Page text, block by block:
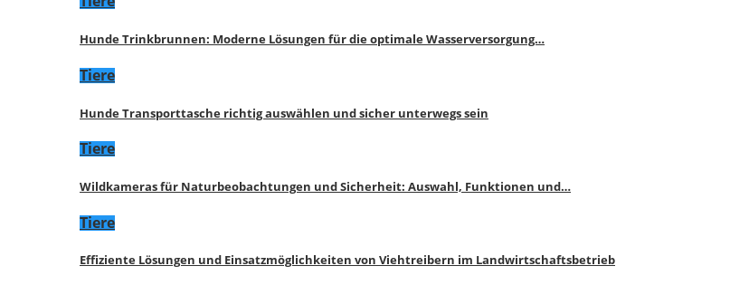
Hunde Trinkbrunnen: Moderne Lösungen für die optimale Wasserversorgung…
Tiere
Hunde Transporttasche richtig auswählen und sicher unterwegs sein
Tiere
Wildkameras für Naturbeobachtungen und Sicherheit: Auswahl, Funktionen und…
Tiere
Effiziente Lösungen und Einsatzmöglichkeiten von Viehtreibern im Landwirtschaftsbetrieb